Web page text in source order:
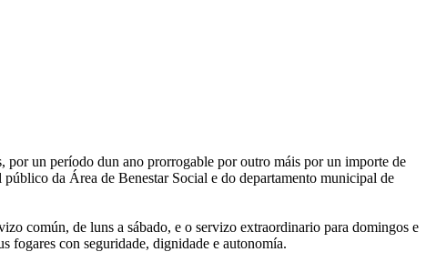
un período dun ano prorrogable por outro máis por un importe de
da Área de Benestar Social e do departamento municipal de
común, de luns a sábado, e o servizo extraordinario para domingos e
fogares con seguridade, dignidade e autonomía.